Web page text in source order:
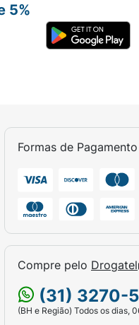
Formas de Pagamento
Compre pelo Drogatel
(31) 3270-
(BH e Região) Todos os dias,
5%